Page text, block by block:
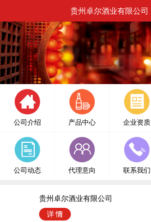
贵州卓尔酒业有限公司
公司介绍 产品中心 企业资质
公司动态 代理意向 联系我们
贵州卓尔酒业有限公司